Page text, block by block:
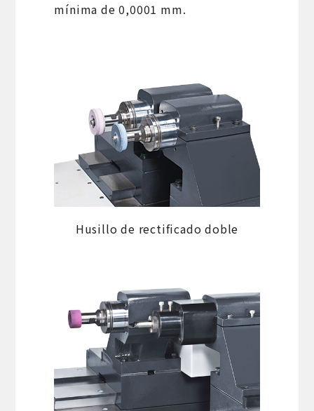
mínima de 0,0001 mm.
Husillo de rectificado doble